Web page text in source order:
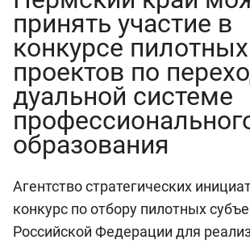
принять участие в
конкурсе пилотных
проектов по
дуальной системе
образования
Агентство стратегических
конкурс по отбору пилотных
Российской Федерации для